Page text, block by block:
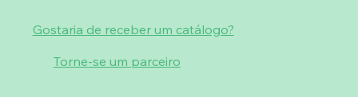
Gostaria de receber um catálogo?
Torne-se um parceiro